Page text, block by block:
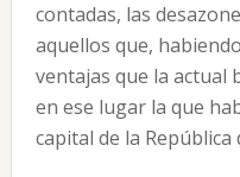
contadas, las
aquellos que,
ventajas que la actual
en ese lugar la que
capital de la República